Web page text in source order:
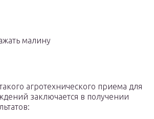
малину
агротехнического приема для
заключается в получении